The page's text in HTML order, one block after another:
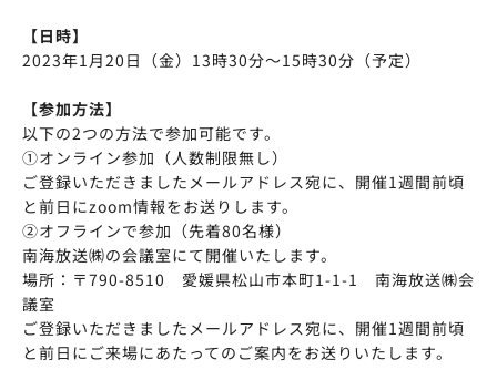
【日時】
2023年1月20日（金）13時30分～15時30分（予定）
【参加方法】
以下の2つの方法で参加可能です。
①オンライン参加（人数制限無し）
ご登録いただきましたメールアドレス宛に、開催1週間前頃
と前日にzoom情報をお送りします。
②オフラインで参加（先着80名様）
南海放送㈱の会議室にて開催いたします。
場所：〒790-8510 愛媛県松山市本町1-1-1 南海放送㈱会
議室
ご登録いただきましたメールアドレス宛に、開催1週間前頃
と前日にご来場にあたってのご案内をお送りいたします。